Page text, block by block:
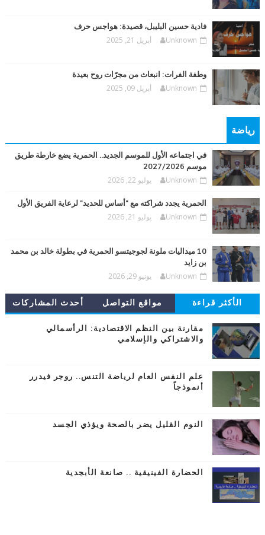
فادية حسين البليبل، قصيدة: هواجس حرف
Unknown أبريل 21, 2025
وطفة الفرات: انبعاث من مجرّات روح بعيدة
Unknown أبريل 09, 2025
رياضة
في اجتماعه الأول للموسم الجديد.. الحمرية يضع خارطة طريق
موسم 2027/2026
Unknown يوليو 22, 2026
الحمرية يجدد شراكته مع "أساس للحديد" لرعاية الفريق الأول
Unknown يوليو 21, 2026
10 ميداليات ملونة لجوجيتسو الحمرية في بطولة خالد بن محمد
بن زايد
Unknown يونيو 29, 2026
الأكثر قراءة مواقع التواصل أحدث المشاركات
مقارنة بين النظم الاقتصادية: الرأسمالي
والاشتراكي والإسلامي
علم النفس العام لرياضة التنس.. روجر فيدرر
أنموذجاً
النوم القليل يضر بالصحة ويؤذي الجسد
الحضارة الفينيقية .. صانعة الأبجدية